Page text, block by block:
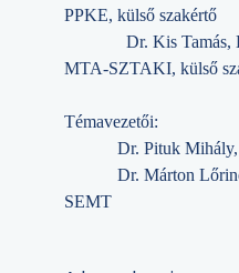
PPKE, külső szakértő
Dr. Kis Tamás,
MTA-SZTAKI,
Témavezetői:
Dr. Pituk Mihály,
Dr. Márton Lőrinc,
SEMT